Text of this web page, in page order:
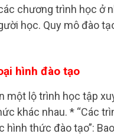
chương trình học ở
học. Quy mô đào
hình đào tạo
một lộ trình học tập
khác nhau. * “Các
hình thức đào tạo”: